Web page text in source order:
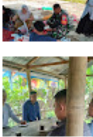
Dari Pasar Mingguan,
Pantau Sembako dan Jaga
Kondusivitas Wilayah